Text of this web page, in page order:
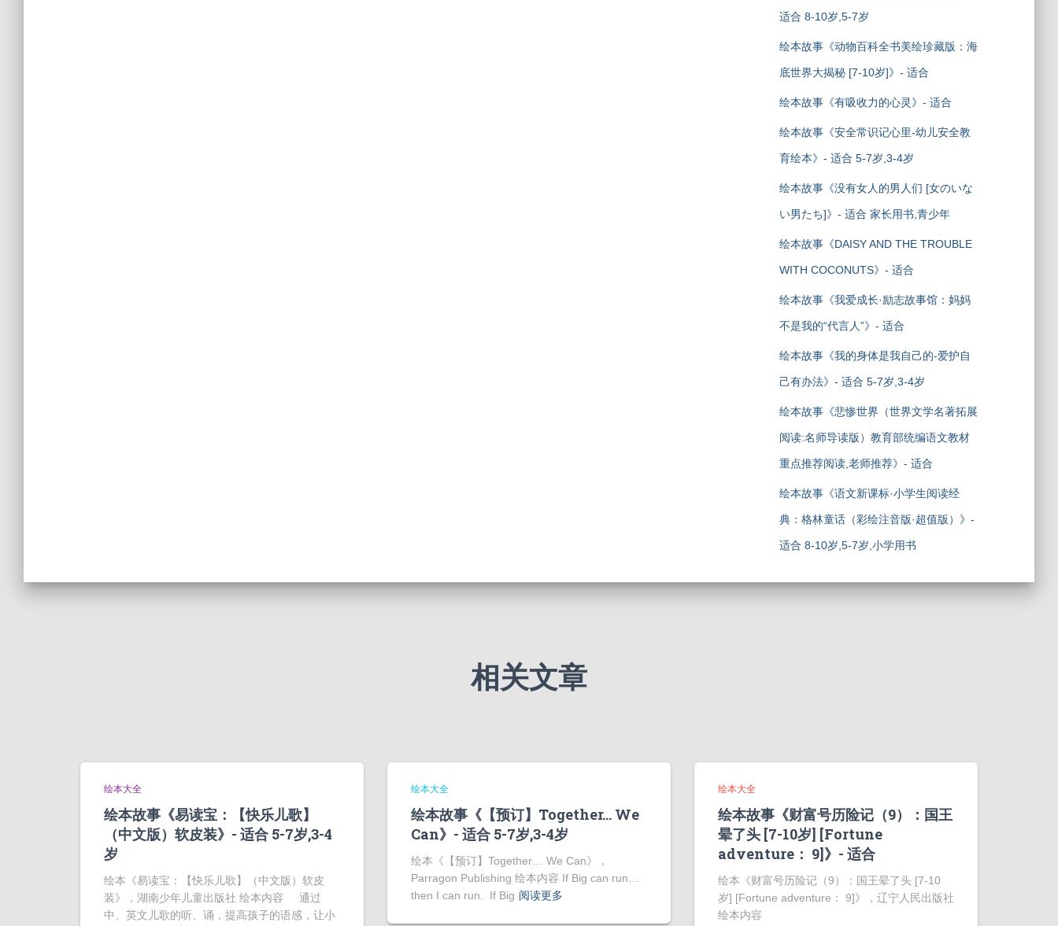
适合 8-10岁,5-7岁
绘本故事《动物百科全书美绘珍藏版：海
底世界大揭秘 [7-10岁]》- 适合
绘本故事《有吸收力的心灵》- 适合
绘本故事《安全常识记心里-幼儿安全教
育绘本》- 适合 5-7岁,3-4岁
绘本故事《没有女人的男人们 [女のいな
い男たち]》- 适合 家长用书,青少年
绘本故事《DAISY AND THE TROUBLE
WITH COCONUTS》- 适合
绘本故事《我爱成长·励志故事馆：妈妈
不是我的“代言人”》- 适合
绘本故事《我的身体是我自己的-爱护自
己有办法》- 适合 5-7岁,3-4岁
绘本故事《悲惨世界（世界文学名著拓展
阅读:名师导读版）教育部统编语文教材
重点推荐阅读,老师推荐》- 适合
绘本故事《语文新课标·小学生阅读经
典：格林童话（彩绘注音版·超值版）》-
适合 8-10岁,5-7岁,小学用书
相关文章
绘本大全
绘本故事《易读宝：【快乐儿歌】
（中文版）软皮装》- 适合 5-7岁,3-4
岁
绘本《易读宝：【快乐儿歌】（中文版）软皮
装》，湖南少年儿童出版社 绘本内容 通过
中、英文儿歌的听、诵，提高孩子的语感，让小
绘本大全
绘本故事《【预订】Together… We
Can》- 适合 5-7岁,3-4岁
绘本《【预订】Together… We Can》，
Parragon Publishing 绘本内容 If Big can run…
then I can run. If Big 阅读更多
绘本大全
绘本故事《财富号历险记（9）：国王
晕了头 [7-10岁] [Fortune
adventure： 9]》- 适合
绘本《财富号历险记（9）：国王晕了头 [7-10
岁] [Fortune adventure： 9]》，辽宁人民出版社
绘本内容